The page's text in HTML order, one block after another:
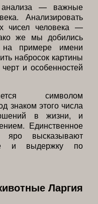
анализа — важные
Анализировать
чисел человека —
же мы добились
на примере имени
набросок картины
и особенностей
символом
знаком этого числа
в жизни, и
Единственное
яро высказывают
и выдержку по
Ларгия